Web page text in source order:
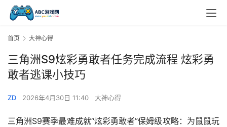
首页 大神心得
三角洲S9炫彩勇敢者任务完成流程 炫彩勇
敢者逃课小技巧
ZD 2026年4月30日 11:40 大神心得
三角洲S9赛季最难成就“炫彩勇敢者”保姆级攻略：为鼠鼠玩